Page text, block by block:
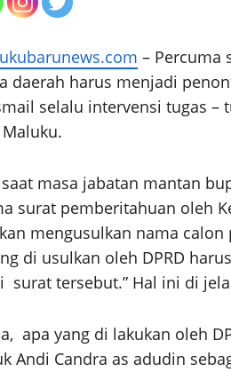
– Percuma
daerah harus menjadi
selalu intervensi tugas –
saat masa jabatan mantan
surat pemberitahuan oleh
mengusulkan nama
di usulkan oleh DPRD
surat tersebut.” Hal ini di
apa yang di lakukan oleh
Andi Candra as adudin